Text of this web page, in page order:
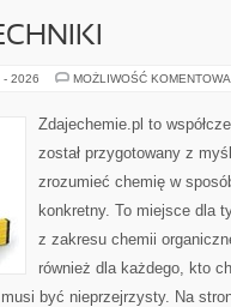
- 2026 MOŻLIWOŚĆ
Zdajechemie.pl to
został przygotowany z
zrozumieć chemię w
konkretny. To miejsce dla
z zakresu chemii
również dla każdego, kto
być nieprzejrzysty. Na